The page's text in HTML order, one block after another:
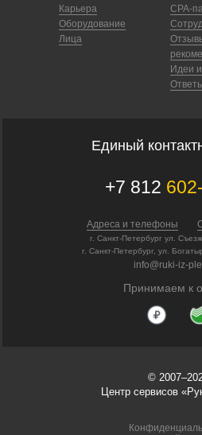
Карьера
Оборудование
Лица
CPA-
Идеи
Единый
+7 812
Адреса и телефоны
г. Санкт-Петербург ул.
г. Санкт-Петербург, ул.
info@ruki-iz-
Принимаем к
©
Центр сервисов